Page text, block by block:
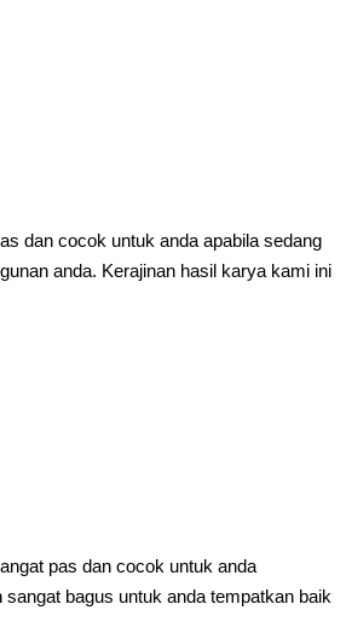
dan cocok untuk anda apabila sedang
anda. Kerajinan hasil karya kami ini
pas dan cocok untuk anda
bagus untuk anda tempatkan baik